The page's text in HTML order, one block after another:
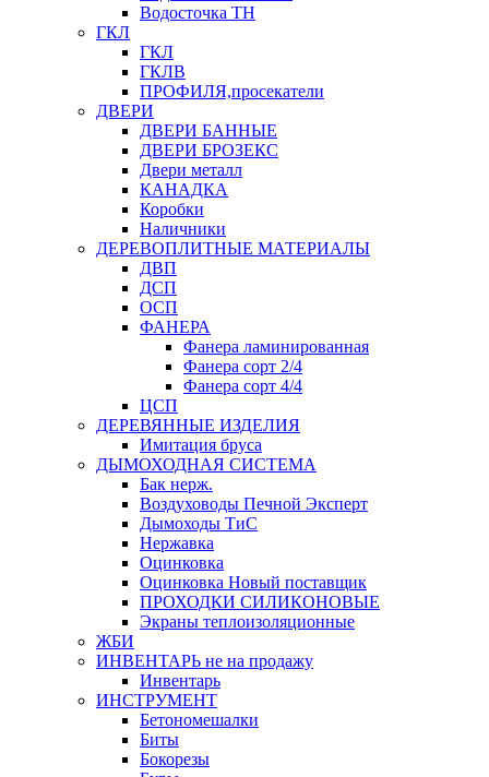
Водосточка ТН
ГКЛ
ГКЛ
ГКЛВ
ПРОФИЛЯ,просекатели
ДВЕРИ
ДВЕРИ БАННЫЕ
ДВЕРИ БРОЗЕКС
Двери металл
КАНАДКА
Коробки
Наличники
ДЕРЕВОПЛИТНЫЕ МАТЕРИАЛЫ
ДВП
ДСП
ОСП
ФАНЕРА
Фанера ламинированная
Фанера сорт 2/4
Фанера сорт 4/4
ЦСП
ДЕРЕВЯННЫЕ ИЗДЕЛИЯ
Имитация бруса
ДЫМОХОДНАЯ СИСТЕМА
Бак нерж.
Воздуховоды Печной Эксперт
Дымоходы ТиС
Нержавка
Оцинковка
Оцинковка Новый поставщик
ПРОХОДКИ СИЛИКОНОВЫЕ
Экраны теплоизоляционные
ЖБИ
ИНВЕНТАРЬ не на продажу
Инвентарь
ИНСТРУМЕНТ
Бетономешалки
Биты
Бокорезы